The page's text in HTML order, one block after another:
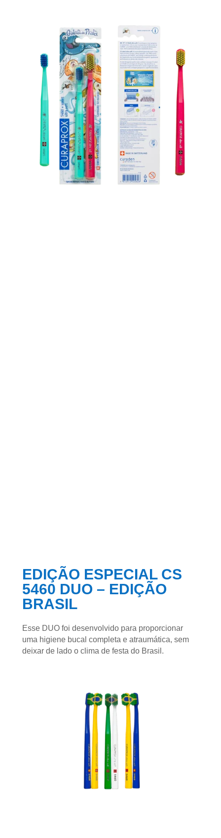
EDIÇÃO ESPECIAL CS
5460 DUO – EDIÇÃO
BRASIL
Esse DUO foi desenvolvido para proporcionar
uma higiene bucal completa e atraumática, sem
deixar de lado o clima de festa do Brasil.